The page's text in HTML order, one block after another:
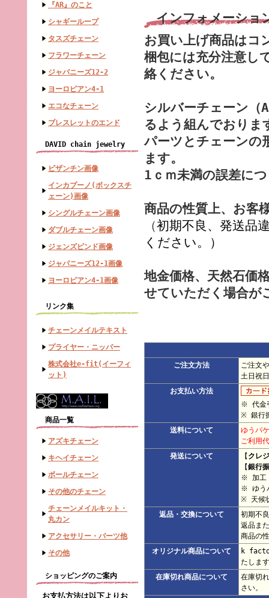
『AR』のこと
シャギーループ
タスズチェーン
フラワーチェーン
ジャパニーズ12-2
ヨーロピアン4-1
エコなチェーン
ブレスレットのエンド
DAVID chain jewelry
ビザンチン画像
インカプーノ(ボックスチ
ェーン)画像
シングルチェーン画像
ダブルチェーン画像
ジェンズピンド画像
ジャパニーズ12-1画像
ヨーロピアン4-1画像
リンク集
チェーンメイルテキスト
プライヤー・ニッパー
株式会社e-fit(イーフィ
ット)
商品一覧
アズキチェーン
キヘイチェーン
ボールチェーン
その他のチェーン
チェーンメイルキット・
丸カン
アクセサリー・パーツ他
その他
ショッピングのご案内
お支払方法は以下よりお
インフォメーショ
お買い上げ商品はコ
梱包には充分注意し
絡ください。
シルバーチェーン（
るよう組んでおりま
パーツとチェーンの
ます。
1ｃｍ未満の誤差に
商品の性質上、お客
（初期不良、発送品
ください。）
地金価格、天然石価
せていただく場合が
ご注文方法
ご注文
土日祝
お支払い方法
※ 代金
※ 銀行
送料について
ゆうパ
ご利用
発送について
【 クレ
【銀行
※ 加工
※ ゆう
※ 天候
返品・交換について
初期不
返品ま
商品の
オリジナル商品について
k
たしま
在庫切れ商品について
在庫切
さい。